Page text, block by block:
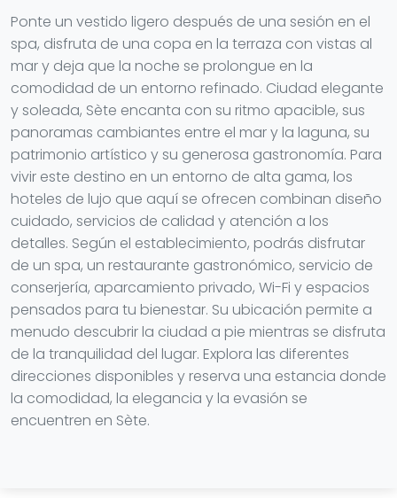
Ponte un vestido ligero después de una sesión en el
spa, disfruta de una copa en la terraza con vistas al
mar y deja que la noche se prolongue en la
comodidad de un entorno refinado. Ciudad elegante
y soleada, Sète encanta con su ritmo apacible, sus
panoramas cambiantes entre el mar y la laguna, su
patrimonio artístico y su generosa gastronomía. Para
vivir este destino en un entorno de alta gama, los
hoteles de lujo que aquí se ofrecen combinan diseño
cuidado, servicios de calidad y atención a los
detalles. Según el establecimiento, podrás disfrutar
de un spa, un restaurante gastronómico, servicio de
conserjería, aparcamiento privado, Wi-Fi y espacios
pensados para tu bienestar. Su ubicación permite a
menudo descubrir la ciudad a pie mientras se disfruta
de la tranquilidad del lugar. Explora las diferentes
direcciones disponibles y reserva una estancia donde
la comodidad, la elegancia y la evasión se
encuentren en Sète.